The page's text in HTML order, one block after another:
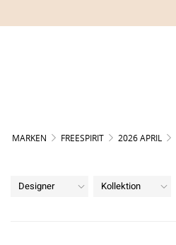
MARKEN FREESPIRIT 2026 APRIL
Designer Kollektion